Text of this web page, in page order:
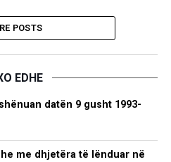
POSTS
EDHE
datën 9 gusht 1993-
me dhjetëra të lënduar në